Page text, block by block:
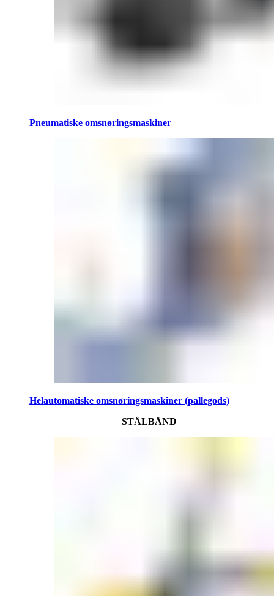
Pneumatiske omsnøringsmaskiner
Helautomatiske omsnøringsmaskiner (pallegods)
STÅLBÅND